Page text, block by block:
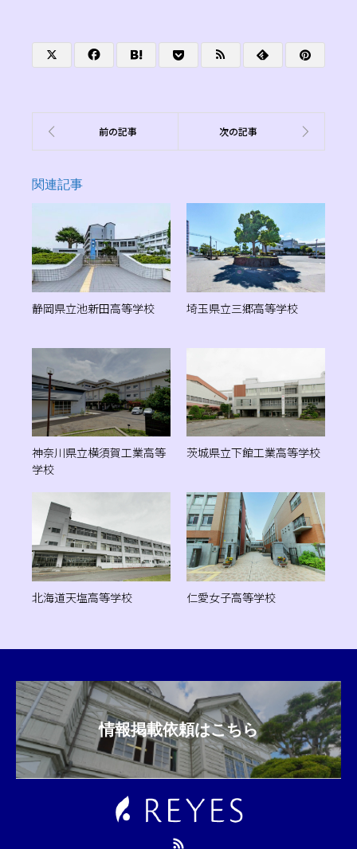
関連記事
静岡県立池新田高等学校 埼玉県立三郷高等学校
神奈川県立横須賀工業高等
学校
茨城県立下館工業高等学校
北海道天塩高等学校 仁愛女子高等学校
情報掲載依頼はこちら